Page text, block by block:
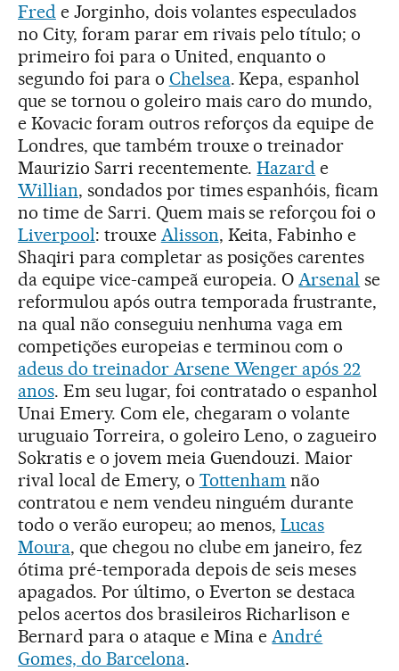
Frede Jorginho, dois volantes especulados
no City, foram parar em rivais pelo título; o
primeiro foi para o United, enquanto o
segundo foi para o Chelsea. Kepa, espanhol
que se tornou o goleiro mais caro do mundo,
e Kovacic foram outros reforços da equipe de
Londres, que também trouxe o treinador
Maurizio Sarri recentemente.Hazard e
Willian, sondados por times espanhóis, ficam
no time de Sarri. Quem mais se reforçou foi o
Liverpool: trouxe Alisson, Keita, Fabinho e
Shaqiri para completar as posições carentes
da equipe vice-campeã europeia. OArsenal se
reformulou após outra temporada frustrante,
na qual não conseguiu nenhuma vaga em
competições europeias e terminou com o
adeus do treinador Arsene Wenger após 22
anos. Em seu lugar, foi contratado o espanhol
Unai Emery. Com ele, chegaram o volante
uruguaio Torreira, o goleiro Leno, o zagueiro
Sokratis e o jovem meia Guendouzi. Maior
rival local de Emery, o Tottenham não
contratou e nem vendeu ninguém durante
todo o verão europeu; ao menos,Lucas
Moura, que chegou no clube em janeiro, fez
ótima pré-temporada depois de seis meses
apagados. Por último, o Everton se destaca
pelos acertos dos brasileiros Richarlison e
Bernard para o ataque e Mina eAndré
Gomes, do Barcelona.